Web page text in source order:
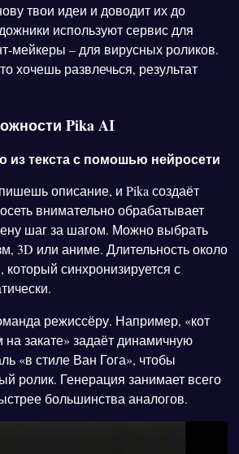
твои идеи и доводит их до
используют сервис для
мейкеры – для вирусных роликов.
хочешь развлечься, результат
Pika AI
из текста с помошью нейросети
описание, и Pika создаёт
внимательно обрабатывает
шаг за шагом. Можно выбрать
3D или аниме. Длительность около
который синхронизируется с
режиссёру. Например, «кот
на закате» задаёт динамичную
«в стиле Ван Гога», чтобы
ролик. Генерация занимает всего
большинства аналогов.